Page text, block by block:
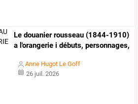
Le douanierrousseau (1844-1910)
a l'orangerie i débuts, personnages,
Anne Hugot Le Goff
26 juil. 2026